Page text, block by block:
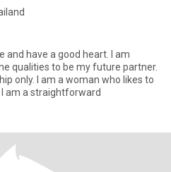
and have a good heart. I am
qualities to be my future partner.
only. I am a woman who likes to
am a straightforward